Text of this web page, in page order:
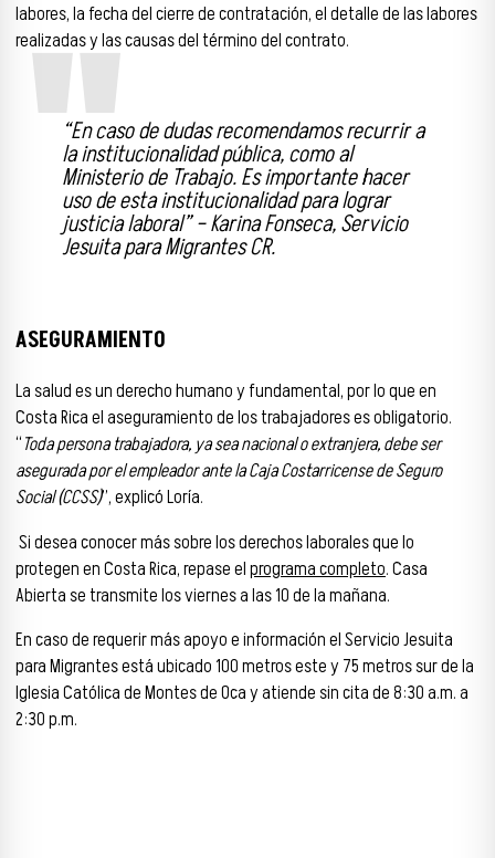
labores, la fecha del cierre de contratación, el detalle de las labores
realizadas y las causas del término del contrato.
“En caso de dudas recomendamos recurrir a
la institucionalidad pública, como al
Ministerio de Trabajo. Es importante hacer
uso de esta institucionalidad para lograr
justicia laboral” – Karina Fonseca, Servicio
Jesuita para Migrantes CR.
ASEGURAMIENTO
La salud es un derecho humano y fundamental, por lo que en
Costa Rica el aseguramiento de los trabajadores es obligatorio.
“Toda persona trabajadora, ya sea nacional o extranjera, debe ser
asegurada por el empleador ante la Caja Costarricense de Seguro
Social (CCSS)”, explicó Loría.
Si desea conocer más sobre los derechos laborales que lo
protegen en Costa Rica, repase elprograma completo. Casa
Abierta se transmite los viernes a las 10 de la mañana.
En caso de requerir más apoyo e información el Servicio Jesuita
para Migrantes está ubicado 100 metros este y 75 metros sur de la
Iglesia Católica de Montes de Oca y atiende sin cita de 8:30 a.m. a
2:30 p.m.